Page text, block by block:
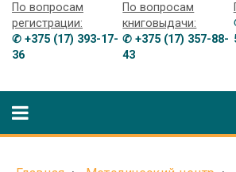
По вопросам
регистрации:
✆ +375 (17) 393-17-
36
По вопросам
книговыдачи:
✆ +375 (17) 357-88-
43